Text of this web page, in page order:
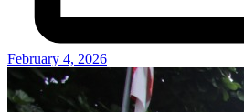
February 4, 2026